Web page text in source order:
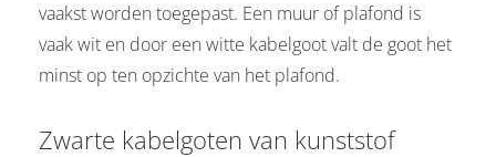
vaakst worden toegepast. Een muur of plafond is
vaak wit en door een witte kabelgoot valt de goot het
minst op ten opzichte van het plafond.
Zwarte kabelgoten van kunststof